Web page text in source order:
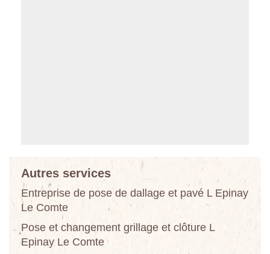
Autres services
Entreprise de pose de dallage et pavé L Epinay
Le Comte
Pose et changement grillage et clôture L
Epinay Le Comte